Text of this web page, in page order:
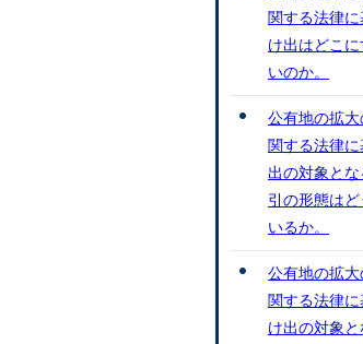
関する法律
け出はどこ
いのか。
公有地の拡大
関する法律
出の対象とな
引の形態は
いるか。
公有地の拡大
関する法律
け出の対象